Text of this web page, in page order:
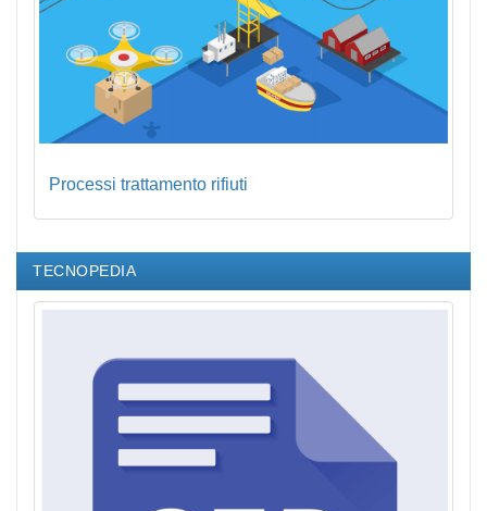
Processi trattamento rifiuti
TECNOPEDIA